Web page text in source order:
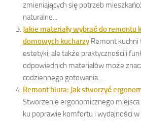
zmieniających się potrzeb
naturalne...
Jakie materiały wybrać do remontu
domowych kucharzy Remont
estetyki, ale także praktyczności i
odpowiednich materiałów może
codziennego gotowania...
Remont biura: Jak stworzyć
Stworzenie ergonomicznego
ku poprawie komfortu i wydajności w